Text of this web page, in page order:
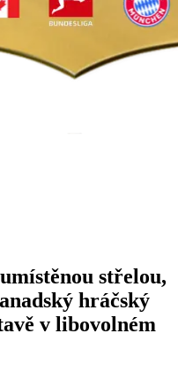
střelou,
hráčský
v libovolném